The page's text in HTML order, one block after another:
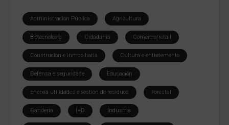
Administración Pública Agricultura
Biotecnoloxía Cidadanía Comercio/retail
Construción e inmobiliaria Cultura e entretemento
Defensa e seguridade Educación
Enerxía utilidades e xestión de residuos Forestal
Gandería I+D Industria